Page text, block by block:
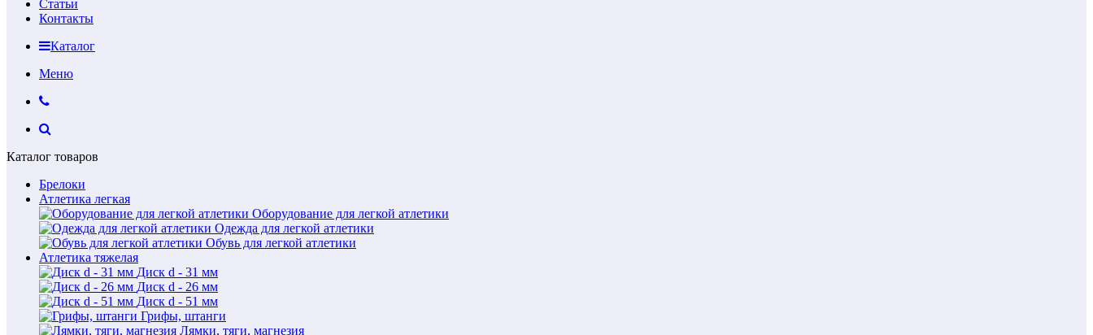
Статьи
Контакты
Каталог
Меню
Каталог товаров
Брелоки
Атлетика легкая
Оборудование для легкой атлетики
Одежда для легкой атлетики
Обувь для легкой атлетики
Атлетика тяжелая
Диск d - 31 мм
Диск d - 26 мм
Диск d - 51 мм
Грифы, штанги
Лямки, тяги, магнезия